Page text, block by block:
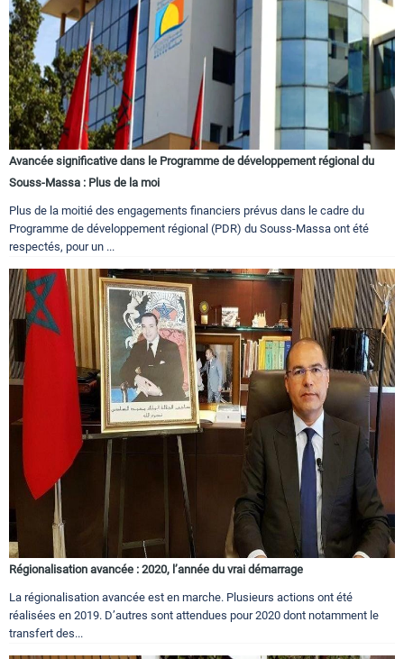
Avancée significative dans le Programme de développement régional du
Souss-Massa : Plus de la moi
Plus de la moitié des engagements financiers prévus dans le cadre du
Programme de développement régional (PDR) du Souss-Massa ont été
respectés, pour un ...
Régionalisation avancée : 2020, l’année du vrai démarrage
La régionalisation avancée est en marche. Plusieurs actions ont été
réalisées en 2019. D’autres sont attendues pour 2020 dont notamment le
transfert des...